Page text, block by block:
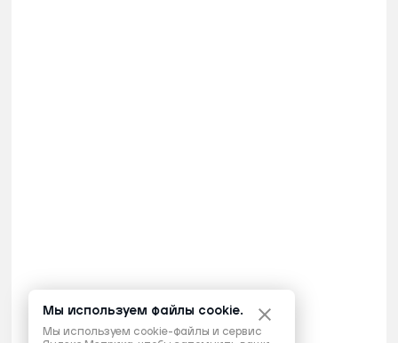
Мы используем файлы cookie.
Мы используем cookie-файлы и сервис